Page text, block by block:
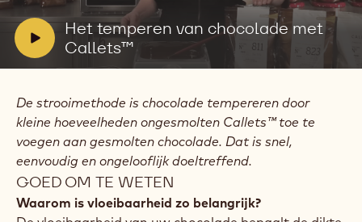
Actions
Schrijf een commentaar op
- Het temperen van chocolade met Callets™
Opslaan
- Het temperen van chocolade met Callets™
Video
afspelen:
Het